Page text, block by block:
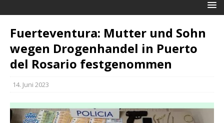
Fuerteventura: Mutter und Sohn
wegen Drogenhandel in Puerto
del Rosario festgenommen
14. Juni 2023